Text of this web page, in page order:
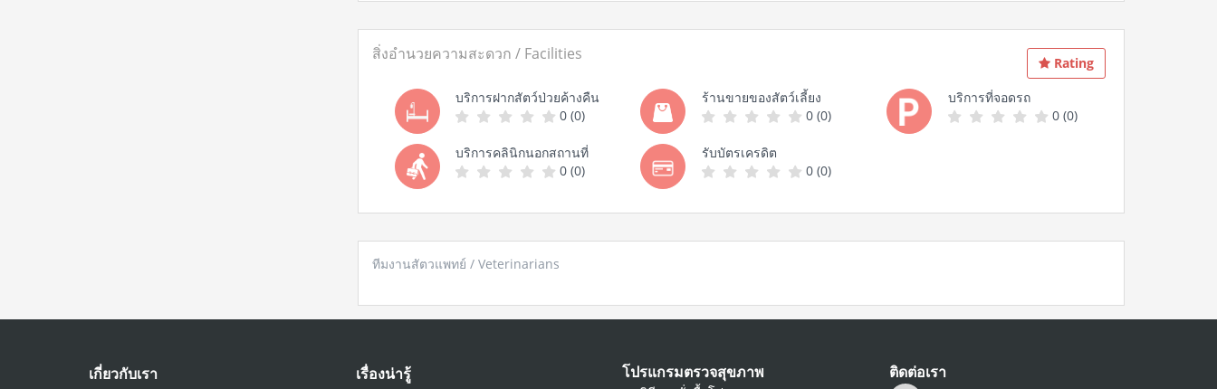
Rating
สิ่งอำนวยความสะดวก / Facilities
บริการฝากสัตว์ป่วยค้างคืน
0 (0)
ร้านขายของสัตว์เลี้ยง
0 (0)
บริการที่จอดรถ
0 (0)
บริการคลินิกนอกสถานที่
0 (0)
รับบัตรเครดิต
0 (0)
ทีมงานสัตวแพทย์ / Veterinarians
เกี่ยวกับเรา เรื่องน่ารู้ โปรแกรมตรวจสุขภาพ ติดต่อเรา